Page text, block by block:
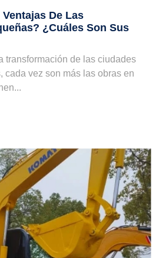
De Las
¿Cuáles Son Sus
transformación de las ciudades
cada vez son más las obras en